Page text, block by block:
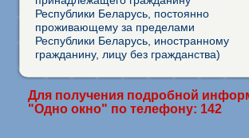
Республики Беларусь, постоянно
проживающему за пределами
Республики Беларусь, иностранному
гражданину, лицу без гражданства)
Для получения подробной
"Одно окно" по телефону: 142